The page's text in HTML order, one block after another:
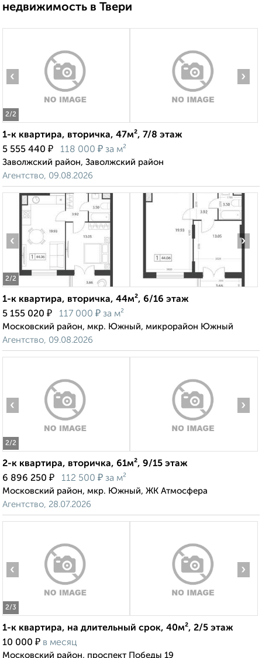
недвижимость в Твери
2/2
‹ ›
1-к квартира, вторичка, 47м², 7/8 этаж
5 555 440 ₽ 118 000 ₽ за м²
Заволжский район, Заволжский район
Агентство, 09.08.2026
2/2
‹ ›
1-к квартира, вторичка, 44м², 6/16 этаж
5 155 020 ₽ 117 000 ₽ за м²
Московский район, мкр. Южный, микрорайон Южный
Агентство, 09.08.2026
2/2
‹ ›
2-к квартира, вторичка, 61м², 9/15 этаж
6 896 250 ₽ 112 500 ₽ за м²
Московский район, мкр. Южный, ЖК Атмосфера
Агентство, 28.07.2026
2/3
‹ ›
1-к квартира, на длительный срок, 40м², 2/5 этаж
10 000 ₽ в месяц
Московский район, проспект Победы 19